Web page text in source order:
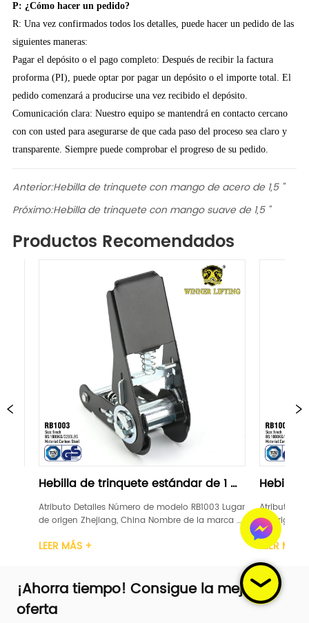
P: ¿Cómo hacer un pedido?
R: Una vez confirmados todos los detalles, puede hacer un pedido de las
siguientes maneras:
Pagar el depósito o el pago completo: Después de recibir la factura
proforma (PI), puede optar por pagar un depósito o el importe total. El
pedido comenzará a producirse una vez recibido el depósito.
Comunicación clara: Nuestro equipo se mantendrá en contacto cercano
con con usted para asegurarse de que cada paso del proceso sea claro y
transparente. Siempre puede comprobar el progreso de su pedido.
Anterior:Hebilla de trinquete con mango de acero de 1,5 "
Próximo:Hebilla de trinquete con mango suave de 1,5 "
Productos Recomendados
trinquete estándar de 1
Número de modelo RB1003 Lugar
China Nombre de la marca
1 pulgada Material Acero carbono
Hebilla de trinquete
"negra
Atributo Detalles Número de
de origen Zhejiang, China
LEVANTAMIENTO DE
TUV Ancho 1 pulgada
Mango de trinquete Plástico /
Aluminio Límite de car...
¡Ahorra tiempo! Consigue la mejor
oferta